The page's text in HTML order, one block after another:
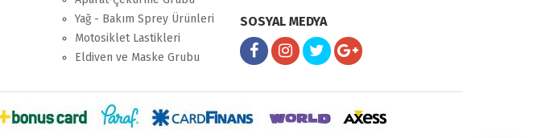
Yağ - Bakım Sprey Ürünleri
Motosiklet Lastikleri
Eldiven ve Maske Grubu
SOSYAL MEDYA